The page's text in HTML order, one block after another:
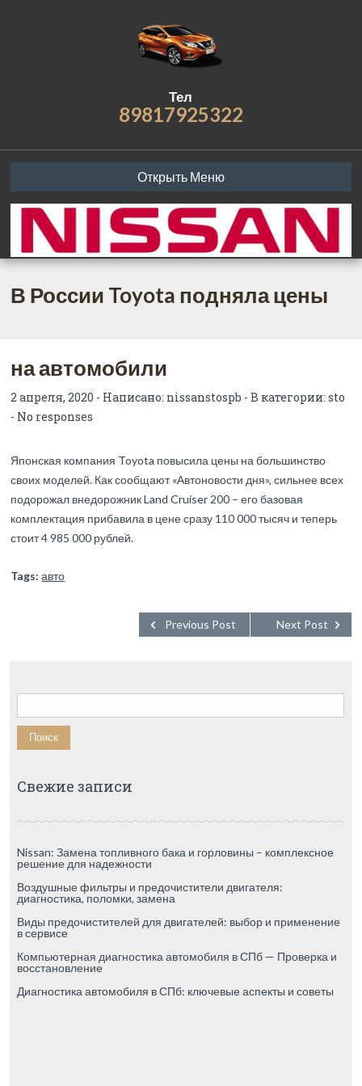
Тел
89817925322
Открыть Меню
В России Toyota подняла цены
на автомобили
2 апреля, 2020 - Написано: nissanstospb - В категории:sto
- No responses
Японская компания Toyota повысила цены на большинство
своих моделей. Как сообщают «Автоновости дня», сильнее всех
подорожал внедорожник Land Cruiser 200 – его базовая
комплектация прибавила в цене сразу 110 000 тысяч и теперь
стоит 4 985 000 рублей.
Tags: авто
Next Post
Previous Post
Найти:
Свежие записи
Nissan: Замена топливного бака и горловины – комплексное
решение для надежности
Воздушные фильтры и предочистители двигателя:
диагностика, поломки, замена
Виды предочистителей для двигателей: выбор и применение
в сервисе
Компьютерная диагностика автомобиля в СПб — Проверка и
восстановление
Диагностика автомобиля в СПб: ключевые аспекты и советы